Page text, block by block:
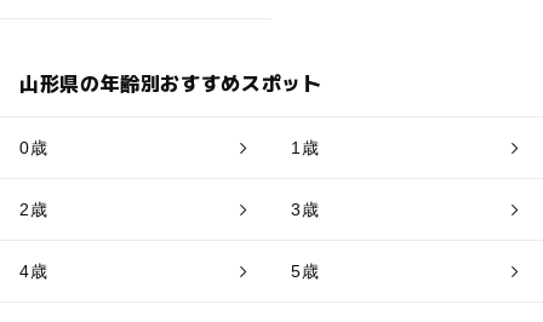
山形県の年齢別おすすめスポット
0歳 1歳
2歳 3歳
4歳 5歳